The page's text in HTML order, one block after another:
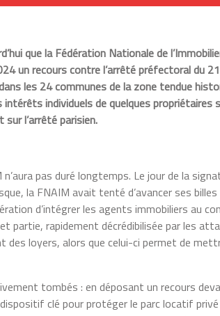
que la Fédération Nationale de
un recours contre l’arrêté préfectoral du
les 24 communes de la zone tendue
individuels de quelques
sur l’arrêté parisien.
pas duré longtemps. Le jour de la
la FNAIM avait tenté d’avancer ses
d’intégrer les agents immobiliers au
partie, rapidement décrédibilisée par les
des loyers, alors que celui-ci permet de
tombés : en déposant un recours
dispositif clé pour protéger le parc locatif